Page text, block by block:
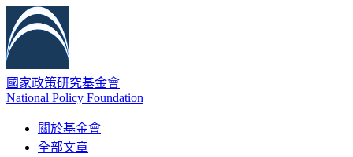
國家政策研究基金會
National Policy Foundation
關於基金會
全部文章